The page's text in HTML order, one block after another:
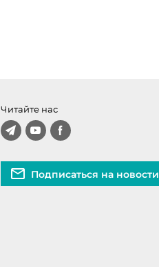
Читайте нас
Подписаться на новости